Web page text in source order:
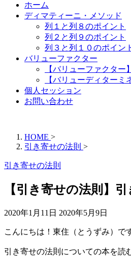
ホーム
ディマティーニ・メソッド
列１と列８のポイント
列２と列９のポイント
列３と列１０のポイン
バリューファクター
【バリューファクタ
【バリューディターミ
個人セッション
お問い合わせ
HOME >
引き寄せの法則 >
引き寄せの法則
【引き寄せの法則】
2020年1月11日 2020年5月9日
こんにちは！東住（とうずみ）で
引き寄せの法則についての本を読